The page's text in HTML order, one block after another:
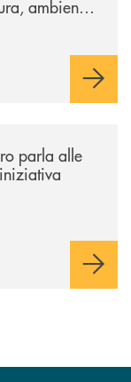
ambiente
parla alle